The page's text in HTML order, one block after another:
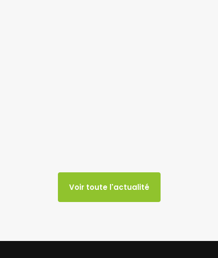
Voir toute l'actualité